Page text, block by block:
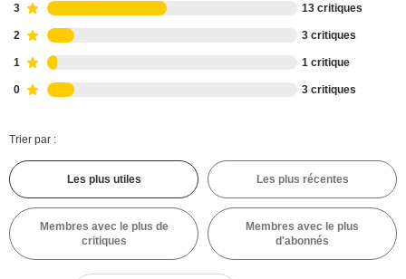
3 13 critiques
2 3 critiques
1 1 critique
0 3 critiques
Trier par :
Les plus utiles Les plus récentes
Membres avec le plus de
critiques
Membres avec le plus
d'abonnés